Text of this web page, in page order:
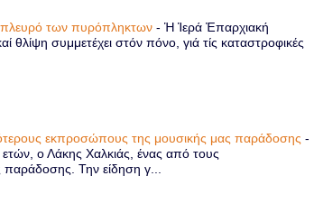
πλευρό των πυρόπληκτων-Ἡ Ἱερά Ἐπαρχιακή
συμμετέχει στόν πόνο, γιά τίς καταστροφικές
εκπροσώπους της μουσικής μας παράδοσης-
ο Λάκης Χαλκιάς, ένας από τους
παράδοσης. Την είδηση γ...